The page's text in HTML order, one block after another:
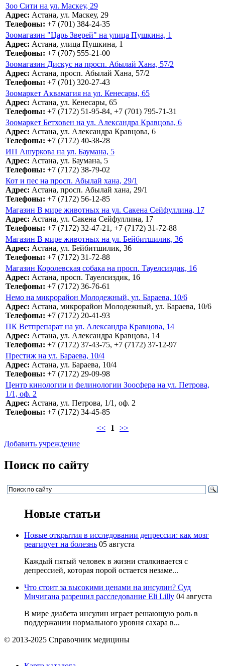
Зоо Сити на ул. Маскеу, 29
Адрес: Астана, ул. Маскеу, 29
Телефоны: +7 (701) 384-24-35
Зоомагазин "Царь Зверей" на улица Пушкина, 1
Адрес: Астана, улица Пушкина, 1
Телефоны: +7 (707) 555-21-00
Зоомагазин Дискус на просп. Абылай Хана, 57/2
Адрес: Астана, просп. Абылай Хана, 57/2
Телефоны: +7 (701) 320-27-43
Зоомаркет Аквамагия на ул. Кенесары, 65
Адрес: Астана, ул. Кенесары, 65
Телефоны: +7 (7172) 51-95-84, +7 (701) 795-71-31
Зоомаркет Бетховен на ул. Александра Кравцова, 6
Адрес: Астана, ул. Александра Кравцова, 6
Телефоны: +7 (7172) 40-38-28
ИП Ашуркова на ул. Баумана, 5
Адрес: Астана, ул. Баумана, 5
Телефоны: +7 (7172) 38-79-02
Кот и пес на просп. Абылай хана, 29/1
Адрес: Астана, просп. Абылай хана, 29/1
Телефоны: +7 (7172) 56-12-85
Магазин В мире животных на ул. Сакена Сейфуллина, 17
Адрес: Астана, ул. Сакена Сейфуллина, 17
Телефоны: +7 (7172) 32-47-21, +7 (7172) 31-72-88
Магазин В мире животных на ул. Бейбитшилик, 36
Адрес: Астана, ул. Бейбитшилик, 36
Телефоны: +7 (7172) 31-72-88
Магазин Королевская собака на просп. Тауелсиздик, 16
Адрес: Астана, просп. Тауелсиздик, 16
Телефоны: +7 (7172) 36-76-61
Немо на микрорайон Молодежный, ул. Бараева, 10/6
Адрес: Астана, микрорайон Молодежный, ул. Бараева, 10/6
Телефоны: +7 (7172) 20-41-93
ПК Ветпрепарат на ул. Александра Кравцова, 14
Адрес: Астана, ул. Александра Кравцова, 14
Телефоны: +7 (7172) 37-43-75, +7 (7172) 37-12-97
Престиж на ул. Бараева, 10/4
Адрес: Астана, ул. Бараева, 10/4
Телефоны: +7 (7172) 29-09-98
Центр кинологии и фелинологии Зоосфера на ул. Петрова,
1/1, оф. 2
Адрес: Астана, ул. Петрова, 1/1, оф. 2
Телефоны: +7 (7172) 34-45-85
<<
1 >>
Добавить учреждение
Поиск по сайту
Новые статьи
Новые открытия в исследовании депрессии: как мозг
реагирует на болезнь 05 августа
Каждый пятый человек в жизни сталкивается с
депрессией, которая порой остается незаме...
Что стоит за высокими ценами на инсулин? Суд
Мичигана разрешил расследование Eli Lilly 04 августа
В мире диабета инсулин играет решающую роль в
поддержании нормального уровня сахара в...
© 2013-2025 Справочник медицины